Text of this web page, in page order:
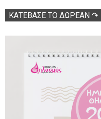
ΚΑΤΕΒΑΣΕ ΤΟ ΔΩΡΕΑΝ ↷